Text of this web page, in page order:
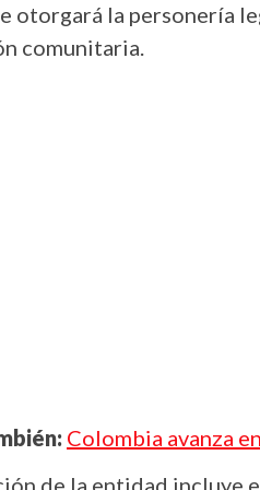
otorgará la personería
comunitaria.
Colombia avanza